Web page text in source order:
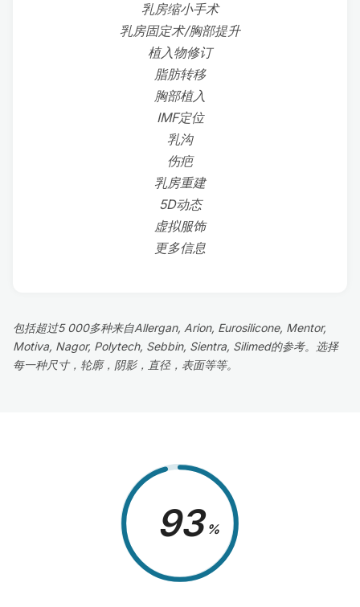
乳房缩小手术
乳房固定术/胸部提升
植入物修订
脂肪转移
胸部植入
IMF定位
乳沟
伤疤
乳房重建
5D动态
虚拟服饰
更多信息
包括超过5 000多种来自Allergan, Arion, Eurosilicone, Mentor,
Motiva, Nagor, Polytech, Sebbin, Sientra, Silimed的参考。选择
每一种尺寸，轮廓，阴影，直径，表面等等。
98 %